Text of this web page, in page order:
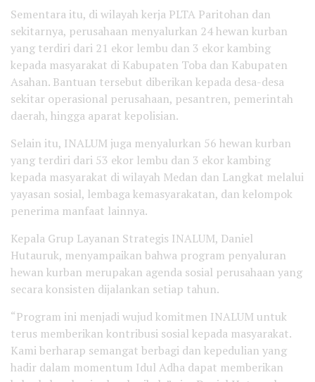
Sementara itu, di wilayah kerja PLTA Paritohan dan
sekitarnya, perusahaan menyalurkan 24 hewan kurban
yang terdiri dari 21 ekor lembu dan 3 ekor kambing
kepada masyarakat di Kabupaten Toba dan Kabupaten
Asahan. Bantuan tersebut diberikan kepada desa-desa
sekitar operasional perusahaan, pesantren, pemerintah
daerah, hingga aparat kepolisian.
Selain itu, INALUM juga menyalurkan 56 hewan kurban
yang terdiri dari 53 ekor lembu dan 3 ekor kambing
kepada masyarakat di wilayah Medan dan Langkat melalui
yayasan sosial, lembaga kemasyarakatan, dan kelompok
penerima manfaat lainnya.
Kepala Grup Layanan Strategis INALUM, Daniel
Hutauruk, menyampaikan bahwa program penyaluran
hewan kurban merupakan agenda sosial perusahaan yang
secara konsisten dijalankan setiap tahun.
“Program ini menjadi wujud komitmen INALUM untuk
terus memberikan kontribusi sosial kepada masyarakat.
Kami berharap semangat berbagi dan kepedulian yang
hadir dalam momentum Idul Adha dapat memberikan